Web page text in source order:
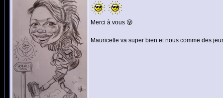
Merci à vous 😜
Mauricette va super bien et nous comme des